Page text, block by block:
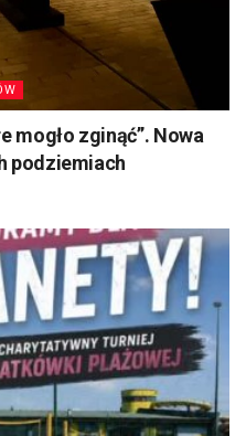
mogło zginąć”. Nowa
podziemiach